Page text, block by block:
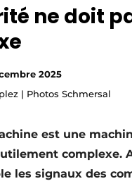
conditions
ne doit
2025
| Photos Schmersal
est une
complexe.
les signaux des